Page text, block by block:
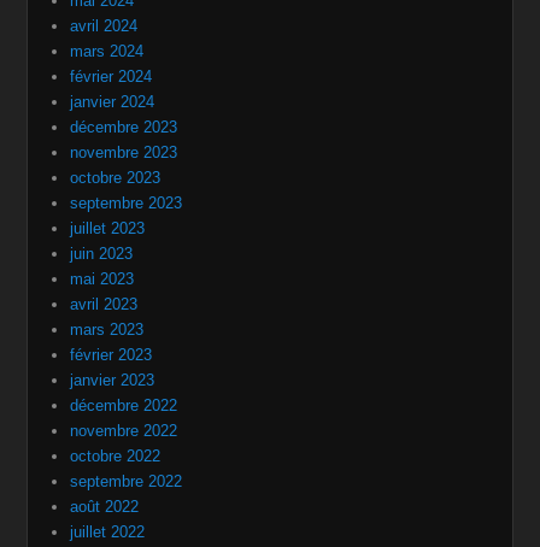
avril 2024
mars 2024
février 2024
janvier 2024
décembre 2023
novembre 2023
octobre 2023
septembre 2023
juillet 2023
juin 2023
mai 2023
avril 2023
mars 2023
février 2023
janvier 2023
décembre 2022
novembre 2022
octobre 2022
septembre 2022
août 2022
juillet 2022